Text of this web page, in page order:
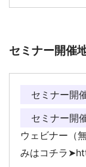
セミナー開催
セミナー開
セミナー開
ウェビナー（
みはコチラ